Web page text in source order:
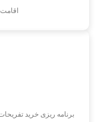
برنامه ریزی خرید